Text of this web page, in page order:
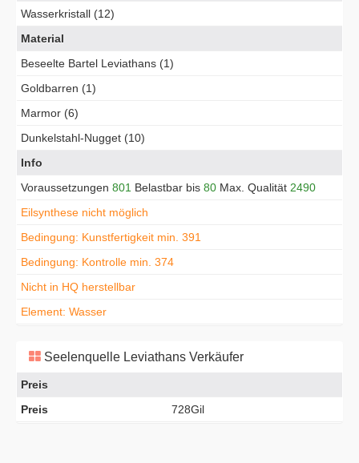
Wasserkristall (12)
Material
Beseelte Bartel Leviathans (1)
Goldbarren (1)
Marmor (6)
Dunkelstahl-Nugget (10)
Info
Voraussetzungen 801 Belastbar bis 80 Max. Qualität 2490
Eilsynthese nicht möglich
Bedingung: Kunstfertigkeit min. 391
Bedingung: Kontrolle min. 374
Nicht in HQ herstellbar
Element: Wasser
Seelenquelle Leviathans Verkäufer
Preis
Preis
728Gil